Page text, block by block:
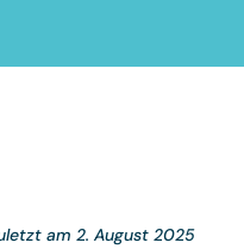
am 2. August 2025